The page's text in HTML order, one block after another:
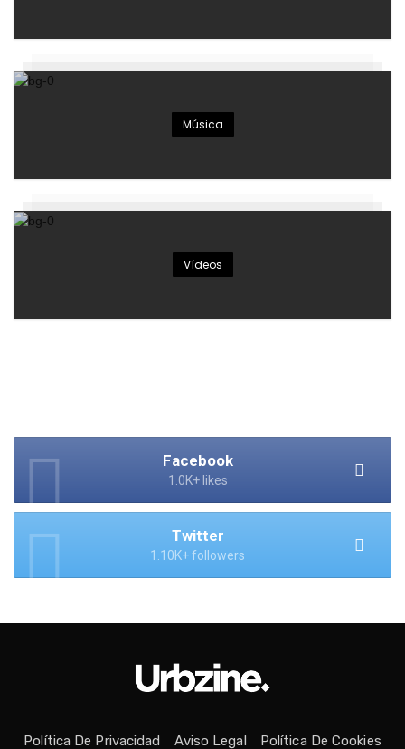
Música
Vídeos
Facebook
1.0K+ likes
Twitter
1.10K+ followers
Política De Privacidad Aviso Legal Política De Cookies